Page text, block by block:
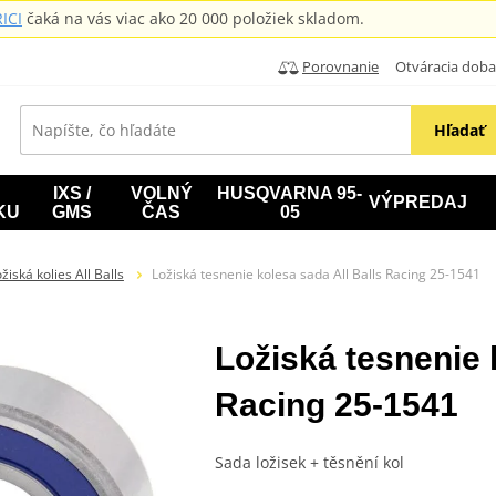
čaká na vás viac ako 20 000 položiek skladom.
Porovnanie Otváracia
Hľadať
IXS /
GMS
VOLNÝ
ČAS
HUSQVARNA 95-
05
VÝPREDAJ
kolies All Balls Ložiská tesnenie kolesa sada All Balls Racing 25-1541
Ložiská tesnenie
Racing 25-1541
Sada ložisek + těsnění kol